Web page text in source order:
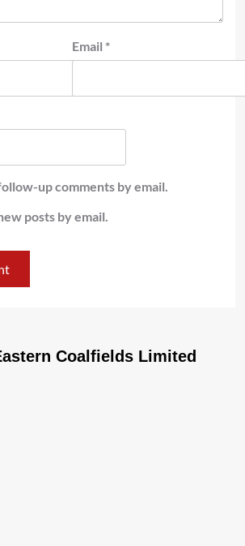
Email *
up comments by email.
posts by email.
Coalfields Limited